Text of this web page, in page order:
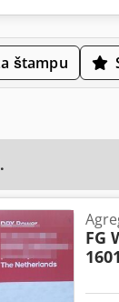
štampu
FG